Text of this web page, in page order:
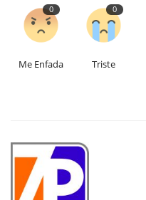
0
Me Enfada
0
Triste